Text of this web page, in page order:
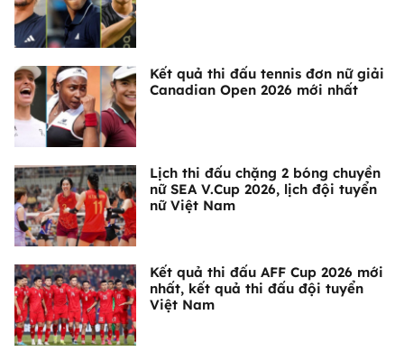
Kết quả thi đấu tennis đơn nữ giải
Canadian Open 2026 mới nhất
Lịch thi đấu chặng 2 bóng chuyền
nữ SEA V.Cup 2026, lịch đội tuyển
nữ Việt Nam
Kết quả thi đấu AFF Cup 2026 mới
nhất, kết quả thi đấu đội tuyển
Việt Nam